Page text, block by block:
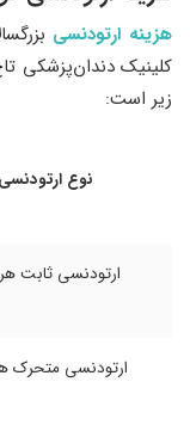
هزینه ارتودنسی
زیر است:
نوع ارتودنسی
ارتودنسی ثابت
ارتودنسی متحرک